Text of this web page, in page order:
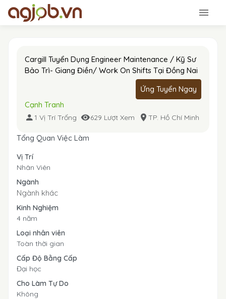
Cargill Tuyển Dụng Engineer Maintenance / Kỹ Sư
Bảo Trì- Giang Điền/ Work On Shifts Tại Đồng Nai
Ứng Tuyển Ngay
Cạnh Tranh
1 Vị Trí Trống 629 Lượt Xem TP. Hồ Chí Minh
Tổng Quan Việc Làm
Vị Trí
Nhân Viên
Ngành
Ngành khác
Kinh Nghiệm
4 năm
Loại nhân viên
Toàn thời gian
Cấp Độ Bằng Cấp
Đại học
Cho Làm Tự Do
Không